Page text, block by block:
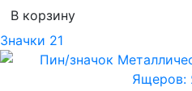
В корзину
Значки 21